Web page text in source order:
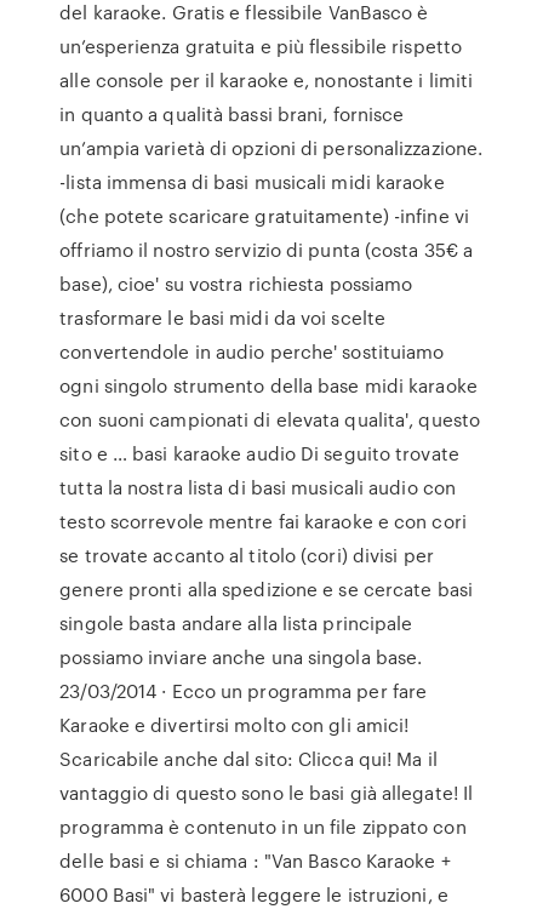
del karaoke. Gratis e flessibile VanBasco è
un’esperienza gratuita e più flessibile rispetto
alle console per il karaoke e, nonostante i limiti
in quanto a qualità bassi brani, fornisce
un’ampia varietà di opzioni di personalizzazione.
-lista immensa di basi musicali midi karaoke
(che potete scaricare gratuitamente) -infine vi
offriamo il nostro servizio di punta (costa 35€ a
base), cioe' su vostra richiesta possiamo
trasformare le basi midi da voi scelte
convertendole in audio perche' sostituiamo
ogni singolo strumento della base midi karaoke
con suoni campionati di elevata qualita', questo
sito e … basi karaoke audio Di seguito trovate
tutta la nostra lista di basi musicali audio con
testo scorrevole mentre fai karaoke e con cori
se trovate accanto al titolo (cori) divisi per
genere pronti alla spedizione e se cercate basi
singole basta andare alla lista principale
possiamo inviare anche una singola base.
23/03/2014 · Ecco un programma per fare
Karaoke e divertirsi molto con gli amici!
Scaricabile anche dal sito: Clicca qui! Ma il
vantaggio di questo sono le basi già allegate! Il
programma è contenuto in un file zippato con
delle basi e si chiama : "Van Basco Karaoke +
6000 Basi" vi basterà leggere le istruzioni, e